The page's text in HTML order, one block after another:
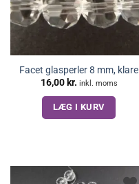
Facet glasperler 8 mm, klare
16,00 kr. inkl. moms
LÆG I KURV